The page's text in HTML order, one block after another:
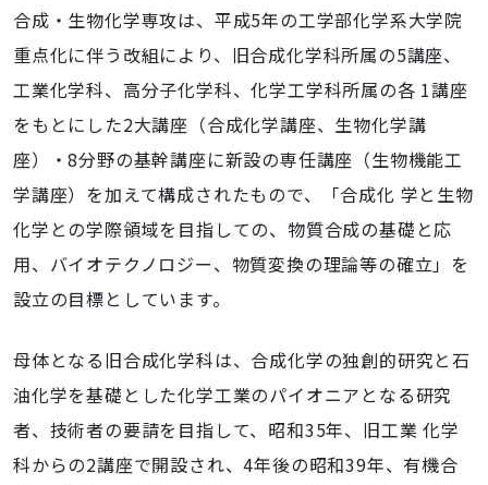
合成・生物化学専攻は、平成5年の工学部化学系大学院
重点化に伴う改組により、旧合成化学科所属の5講座、
工業化学科、高分子化学科、化学工学科所属の各 1講座
をもとにした2大講座（合成化学講座、生物化学講
座）・8分野の基幹講座に新設の専任講座（生物機能工
学講座）を加えて構成されたもので、「合成化 学と生物
化学との学際領域を目指しての、物質合成の基礎と応
用、バイオテクノロジー、物質変換の理論等の確立」を
設立の目標としています。
母体となる旧合成化学科は、合成化学の独創的研究と石
油化学を基礎とした化学工業のパイオニアとなる研究
者、技術者の要請を目指して、昭和35年、旧工業 化学
科からの2講座で開設され、4年後の昭和39年、有機合